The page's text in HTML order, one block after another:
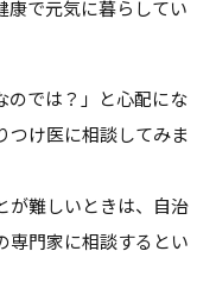
康で元気に暮らしてい
のでは？」と心配にな
つけ医に相談してみま
が難しいときは、自治
専門家に相談するとい